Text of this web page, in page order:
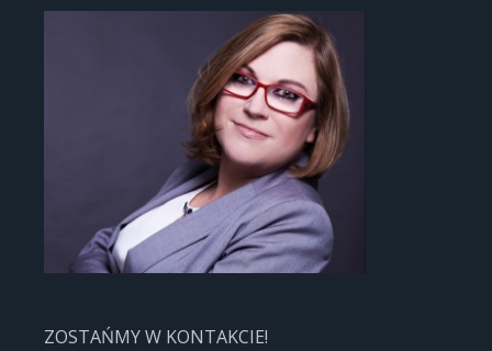
ZOSTAŃMY W KONTAKCIE!